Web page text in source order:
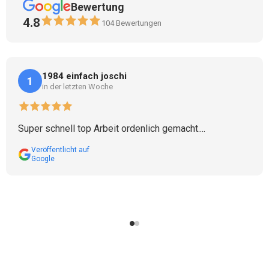
Bewertung
4.8 104Bewertungen
1 1984 einfach joschi
in der letzten Woche
Super schnell top Arbeit ordenlich gemacht....
Veröffentlicht auf
Google